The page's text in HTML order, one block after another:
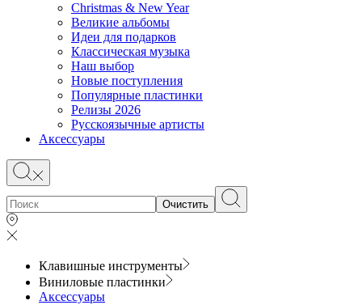
Christmas & New Year
Великие альбомы
Идеи для подарков
Классическая музыка
Наш выбор
Новые поступления
Популярные пластинки
Релизы 2026
Русскоязычные артисты
Аксессуары
Очистить
Клавишные инструменты
Виниловые пластинки
Аксессуары